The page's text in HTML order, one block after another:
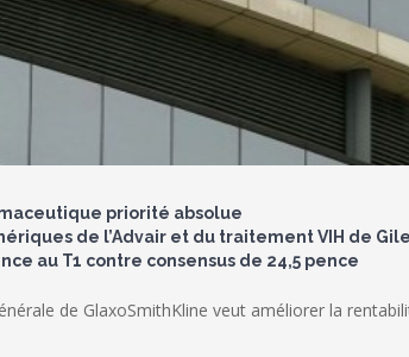
priorité absolue
de l’Advair et du traitement VIH de
au T1 contre consensus de 24,5 pence
de GlaxoSmithKline veut améliorer la